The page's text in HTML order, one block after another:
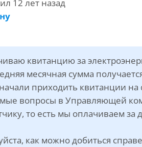
12 лет назад
квитанцию за
месячная сумма
приходить квитанции
вопросы в Управляющей
то есть мы оплачиваем
как можно добиться